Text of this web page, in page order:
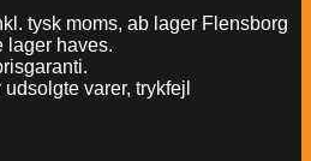
tysk moms, ab lager Flensborg
haves.
varer, trykfejl